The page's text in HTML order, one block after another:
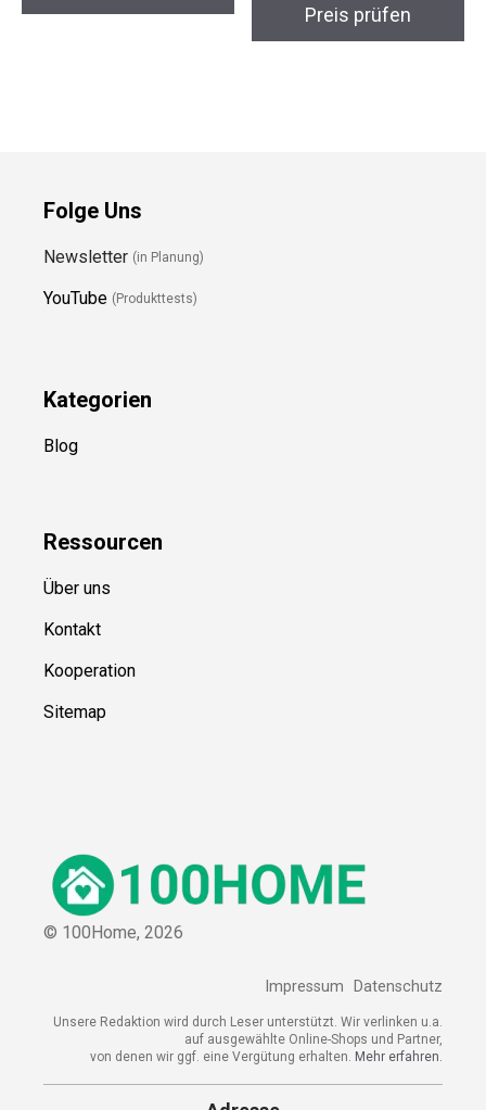
Preis prüfen
Folge Uns
Newsletter (in Planung)
YouTube (Produkttests)
Kategorien
Blog
Ressourcen
Über uns
Kontakt
Kooperation
Sitemap
© 100Home, 2026
Impressum Datenschutz
Unsere Redaktion wird durch Leser unterstützt. Wir verlinken u.a.
auf ausgewählte Online-Shops und Partner,
von denen wir ggf. eine Vergütung erhalten. Mehr erfahren.